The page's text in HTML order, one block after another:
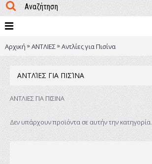
Αρχική »ΑΝΤΛΙΕΣ»Αντλίες για Πισίνα
ΑΝΤΛΊΕΣ ΓΙΑ ΠΙΣΊΝΑ
ΑΝΤΛΙΕΣ ΓΙΑ ΠΙΣΙΝΑ
Δεν υπάρχουν προϊόντα σε αυτήν την κατηγορία.